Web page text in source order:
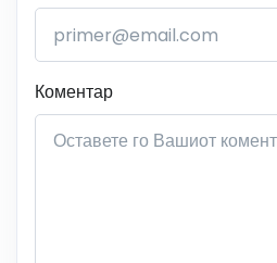
Коментар